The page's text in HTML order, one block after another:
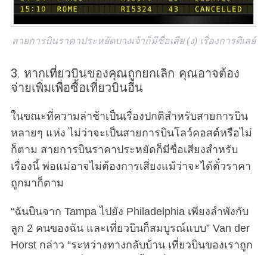
สายการบินราคาประหยัดบางเจ้าก็มีชื่อเสีย (ง) เรื่องการดีเลย์
3. หากเที่ยวบินของคุณถูกยกเลิก คุณอาจต้อง
จ่ายเพิ่มเพื่อซื้อเที่ยวบินอื่น
ในขณะที่ความล่าช้าเป็นเรื่องปกติสำหรับสายการบิน
หลายๆ แห่ง ไม่ว่าจะเป็นสายการบินโลว์คอสต์หรือไม่
ก็ตาม สายการบินราคาประหยัดก็มีชื่อเสียงสำหรับ
เรื่องนี้ พ่อแม่อาจไม่ต้องการเสี่ยงแม้ว่าจะได้ตั๋วราคา
ถูกมาก็ตาม
“ฉันบินจาก Tampa ไปยัง Philadelphia เพียงลำพังกับ
ลูก 2 คนของฉัน และเที่ยวบินก็สมบูรณ์แบบ” Van der
Horst กล่าว “ระหว่างทางกลับบ้าน เที่ยวบินของเราถูก